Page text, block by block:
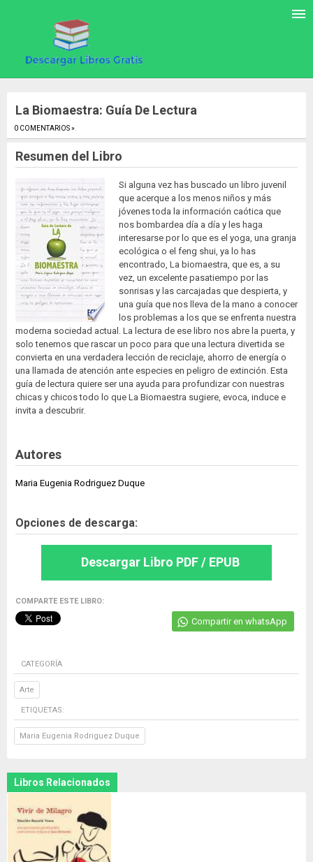
La Biomaestra: Guía De Lectura
0 COMENTARIOS ».
Resumen del Libro
Si alguna vez has buscado un libro juvenil
que acerque a los menos niños y más
jóvenes toda la información caótica que
nos bombardea día a día y les haga
interesarse por lo que es el yoga, una granja
ecológica o el feng shui, ya lo has
encontrado, La biomaestra, que es, a su
vez, un excelente pasatiempo por las
sonrisas y las carcajadas que despierta, y
una guía que nos lleva de la mano a conocer
los problemas a los que se enfrenta nuestra
moderna sociedad actual. La lectura de ese libro nos abre la puerta, y
solo tenemos que rascar un poco para que una lectura divertida se
convierta en una verdadera lección de reciclaje, ahorro de energía o
una llamada de atención ante especies en peligro de extinción. Esta
guía de lectura quiere ser una ayuda para profundizar con nuestras
chicas y chicos todo lo que La Biomaestra sugiere, evoca, induce e
invita a descubrir.
Autores
Maria Eugenia Rodriguez Duque
Opciones de descarga:
Descargar Libro PDF / EPUB
COMPARTE ESTE LIBRO:
Compartir en whatsApp
CATEGORÍA
Arte
ETIQUETAS:
Maria Eugenia Rodriguez Duque
Libros Relacionados